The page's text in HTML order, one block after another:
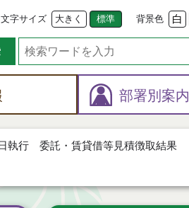
文字サイズ 大きく 標準 背景色 白
部署別案内
執行 委託・賃貸借等見積徴取結果